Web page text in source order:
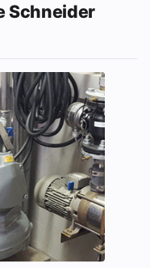
Schneider